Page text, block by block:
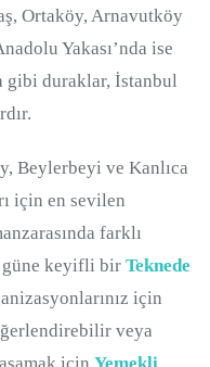
Ortaköy, Arnavutköy
Yakası’nda ise
gibi duraklar, İstanbul
Beylerbeyi ve Kanlıca
için en sevilen
farklı
güne keyifli bir Teknede
için
veya